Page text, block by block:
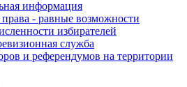
информация
- равные возможности
избирателей
служба
и референдумов на территории